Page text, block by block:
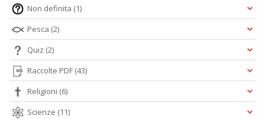
Non definita (1)
Pesca (2)
Quiz (2)
Raccolte PDF (43)
Religioni (6)
Scienze (11)